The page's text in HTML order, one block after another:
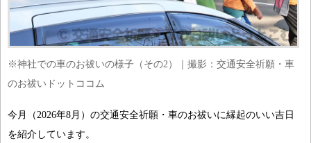
※神社での車のお祓いの様子（その2）｜撮影：交通安全祈願・車
のお祓いドットココム
今月（2026年8月）の交通安全祈願・車のお祓いに縁起のいい吉日
を紹介しています。